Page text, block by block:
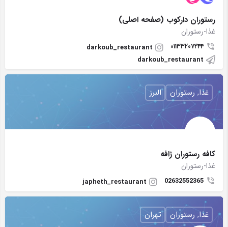
رستوران دارکوب (صفحه اصلی)
غذا-رستوران
۰۱۱۳۳۲۰۷۲۴۴
darkoub_restaurant
darkoub_restaurant
کافه رستوران ژافه
غذا-رستوران
02632552365
japheth_restaurant
غذا, رستوران البرز
غذا, رستوران تهران